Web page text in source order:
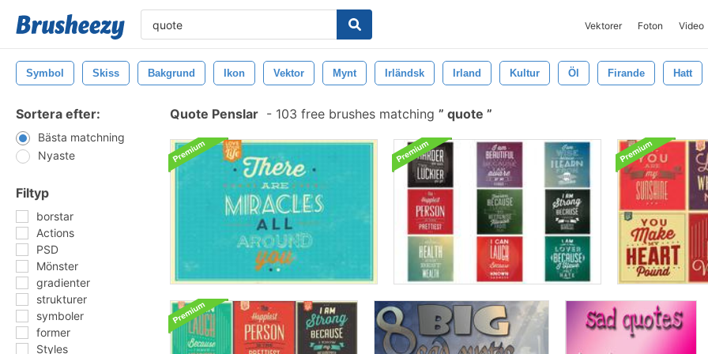
Vektorer Foton Video
Symbol Skiss Bakgrund Ikon Vektor Mynt Irländsk Irland Kultur Öl Firande Hatt
Sortera efter:
Bästa matchning
Nyaste
Filtyp
borstar
Actions
PSD
Mönster
gradienter
strukturer
symboler
former
Styles
Quote Penslar - 103 free brushes matching quote